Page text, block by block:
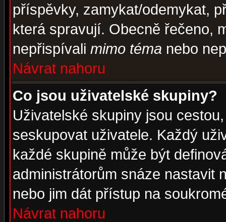
příspěvky, zamykat/odemykat,
která spravují. Obecně řečeno,
nepřispívali mimo téma nebo
Návrat nahoru
Co jsou uživatelské skupiny?
Uživatelské skupiny jsou
seskupovat uživatele. Každý
každé skupině může být
administrátorům snáze nastavit
nebo jim dát přístup na
Návrat nahoru